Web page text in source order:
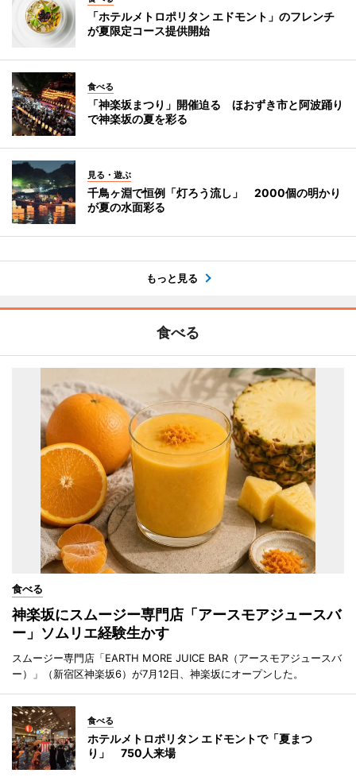
「ホテルメトロポリタン エドモント」のフレンチ
が夏限定コース提供開始
食べる
「神楽坂まつり」開催迫る ほおずき市と阿波踊り
で神楽坂の夏を彩る
見る・遊ぶ
千鳥ヶ淵で恒例「灯ろう流し」 2000個の明かり
が夏の水面彩る
もっと見る
食べる
食べる
神楽坂にスムージー専門店「アースモアジュースバ
ー」ソムリエ経験生かす
スムージー専門店「EARTH MORE JUICE BAR（アースモアジュースバ
ー）」（新宿区神楽坂6）が7月12日、神楽坂にオープンした。
食べる
ホテルメトロポリタン エドモントで「夏まつ
り」 750人来場